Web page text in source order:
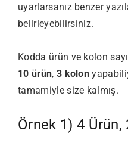
uyarlarsanız benzer
belirleyebilirsiniz.
Kodda ürün ve kolon
10 ürün, 3 kolon
tamamiyle size kalmış.
Örnek 1) 4 Ürün,